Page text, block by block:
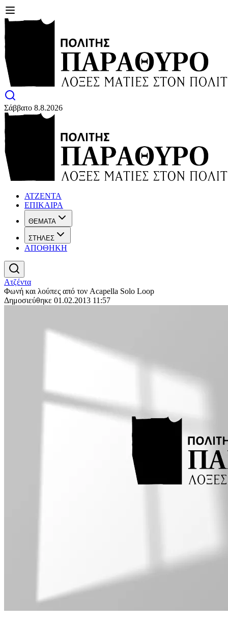
Σάββατο 8.8.2026
ΑΤΖΕΝΤΑ
ΕΠΙΚΑΙΡΑ
ΘΕΜΑΤΑ
ΣΤΗΛΕΣ
ΑΠΟΘΗΚΗ
Ατζέντα
Φωνή και λούπες από τον Acapella Solo Loop
Δημοσιεύθηκε 01.02.2013 11:57